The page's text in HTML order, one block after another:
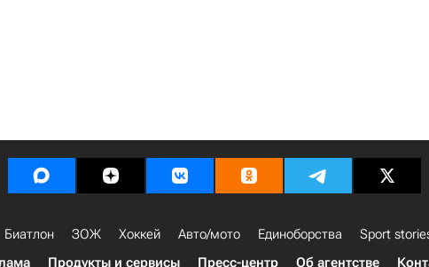
Биатлон ЗОЖ Хоккей Авто/мото Единоборства Sport
Продукты и сервисы Пресс-центр Об агентстве